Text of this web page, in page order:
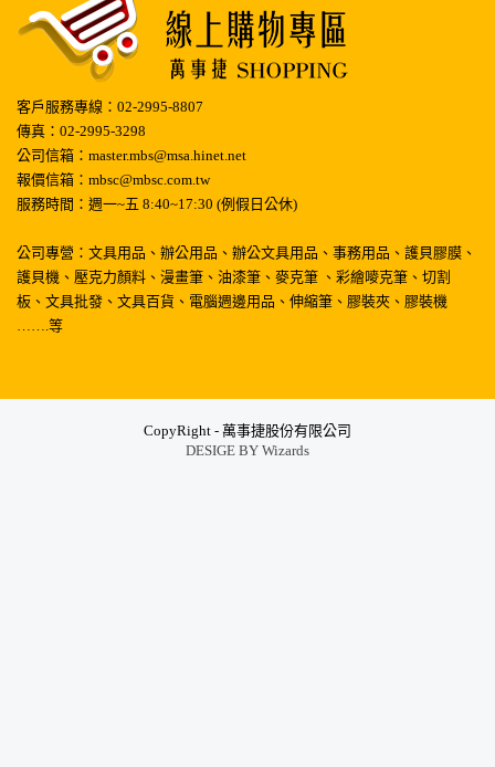
客戶服務專線：02-2995-8807
傳真：02-2995-3298
公司信箱：master.mbs@msa.hinet.net
報價信箱：mbsc@mbsc.com.tw
服務時間：週一~五 8:40~17:30 (例假日公休)
公司專營：文具用品、辦公用品、辦公文具用品、事務用品、護貝膠膜、
護貝機、壓克力顏料、漫畫筆、油漆筆、麥克筆 、彩繪嘜克筆、切割
板、文具批發、文具百貨、電腦週邊用品、伸縮筆、膠裝夾、膠裝機
…….等
CopyRight - 萬事捷股份有限公司
DESIGE BY Wizards